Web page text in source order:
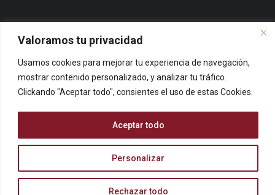
Valoramos tu privacidad
Usamos cookies para mejorar tu experiencia de navegación,
mostrar contenido personalizado, y analizar tu tráfico.
Clickando "Aceptar todo", consientes el uso de estas Cookies.
Personalizar
Rechazar todo
Aceptar todo
¿No encuentras lo que buscas?
Contáctanos
¿Te podemos ayudar?
Centro De Ayuda
© ARCOPAPEL 2006 S.L. | Todos los derechos reservados